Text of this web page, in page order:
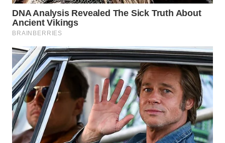
WN DELI
SERDANG
TEBING
TINGGI
WN
PAKPAK
WN
KARAWANG